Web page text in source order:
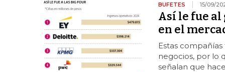
BUFETES 15/09/
Así le fue al
en el
Estas
negocios, por lo
señalan que